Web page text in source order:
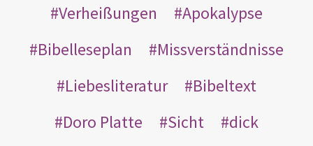
Verheißungen
Apokalypse
Bibelleseplan
Missverständnisse
Liebesliteratur
Bibeltext
Doro Platte
Sicht
dick